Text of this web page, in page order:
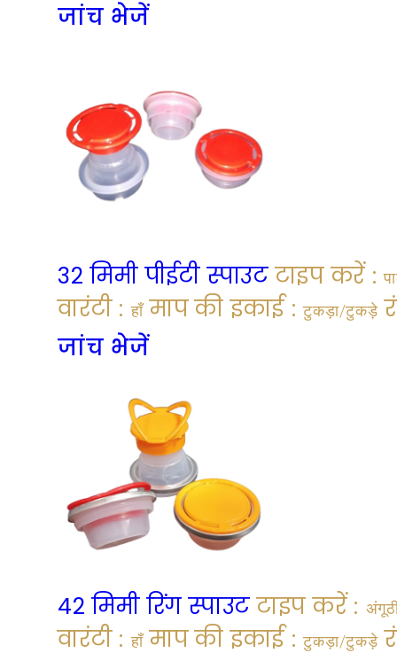
जांच भेजें
32 मिमी पीईटी स्पाउट टाइप करें :
वारंटी :हाँ माप की इकाई :टुकड़ा/टुकड़े
जांच भेजें
42 मिमी रिंग स्पाउट टाइप करें :
वारंटी :हाँ माप की इकाई :टुकड़ा/टुकड़े